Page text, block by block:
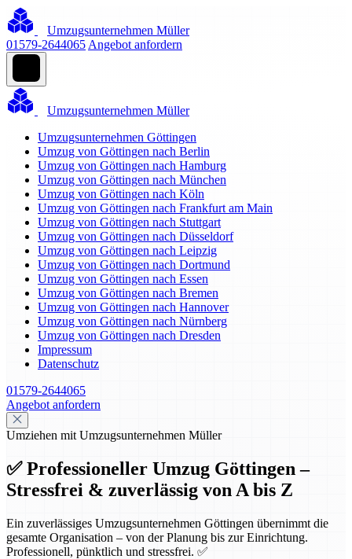
Umzugsunternehmen Müller
01579-2644065 Angebot anfordern
Umzugsunternehmen Müller
Umzugsunternehmen Göttingen
Umzug von Göttingen nach Berlin
Umzug von Göttingen nach Hamburg
Umzug von Göttingen nach München
Umzug von Göttingen nach Köln
Umzug von Göttingen nach Frankfurt am Main
Umzug von Göttingen nach Stuttgart
Umzug von Göttingen nach Düsseldorf
Umzug von Göttingen nach Leipzig
Umzug von Göttingen nach Dortmund
Umzug von Göttingen nach Essen
Umzug von Göttingen nach Bremen
Umzug von Göttingen nach Hannover
Umzug von Göttingen nach Nürnberg
Umzug von Göttingen nach Dresden
Impressum
Datenschutz
01579-2644065
Angebot anfordern
Umziehen mit Umzugsunternehmen Müller
✅ Professioneller Umzug Göttingen –
Stressfrei & zuverlässig von A bis Z
Ein zuverlässiges Umzugsunternehmen Göttingen übernimmt die
gesamte Organisation – von der Planung bis zur Einrichtung.
Professionell, pünktlich und stressfrei. ✅